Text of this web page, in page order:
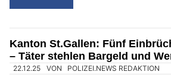
Kanton St.Gallen: Fünf
– Täter stehlen Bargeld und
22.12.25 VON POLIZEI.NEWS REDAKTION